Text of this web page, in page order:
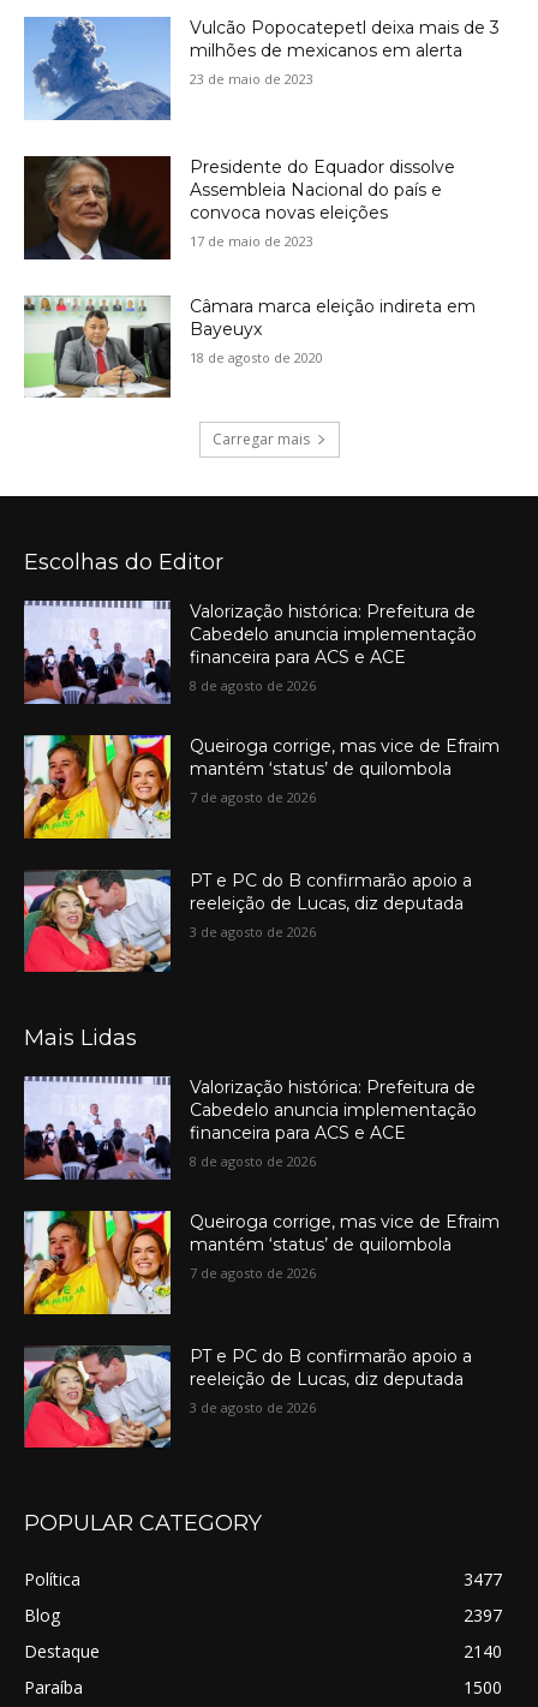
Vulcão Popocatepetl deixa mais de 3
milhões de mexicanos em alerta
23 de maio de 2023
Presidente do Equador dissolve
Assembleia Nacional do país e
convoca novas eleições
17 de maio de 2023
Câmara marca eleição indireta em
Bayeuyx
18 de agosto de 2020
Carregar mais
Escolhas do Editor
Valorização histórica: Prefeitura de
Cabedelo anuncia implementação
financeira para ACS e ACE
8 de agosto de 2026
Queiroga corrige, mas vice de Efraim
mantém ‘status’ de quilombola
7 de agosto de 2026
PT e PC do B confirmarão apoio a
reeleição de Lucas, diz deputada
3 de agosto de 2026
Mais Lidas
Valorização histórica: Prefeitura de
Cabedelo anuncia implementação
financeira para ACS e ACE
8 de agosto de 2026
Queiroga corrige, mas vice de Efraim
mantém ‘status’ de quilombola
7 de agosto de 2026
PT e PC do B confirmarão apoio a
reeleição de Lucas, diz deputada
3 de agosto de 2026
POPULAR CATEGORY
Política
3477
Blog
2397
Destaque
2140
Paraíba
1500